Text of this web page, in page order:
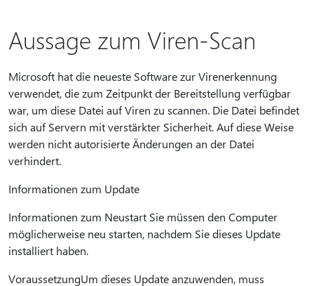
Aussage zum Viren-Scan
Microsoft hat die neueste Software zur Virenerkennung
verwendet, die zum Zeitpunkt der Bereitstellung verfügbar
war, um diese Datei auf Viren zu scannen. Die Datei befindet
sich auf Servern mit verstärkter Sicherheit. Auf diese Weise
werden nicht autorisierte Änderungen an der Datei
verhindert.
Informationen zum Update
Informationen zum Neustart Sie müssen den Computer
möglicherweise neu starten, nachdem Sie dieses Update
installiert haben.
VoraussetzungUm dieses Update anzuwenden, muss